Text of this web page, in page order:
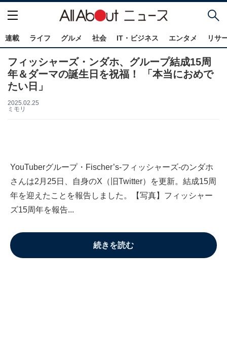
連載 ライフ グルメ 社会 IT・ビジネス エンタメ リサ
フィッシャーズ・ンダホ、グループ結成15周
年＆ダーマの誕生日を祝福！ 「本当におめで
たい日」
2025.02.25
ミモリ
YouTuberグループ・Fischer’s-フィッシャーズ-のンダホ
さんは2月25日、自身のX（旧Twitter）を更新。結成15周
年を迎えたことを報告しました。【写真】フィッシャー
ズ15周年を報告...
続きを読む